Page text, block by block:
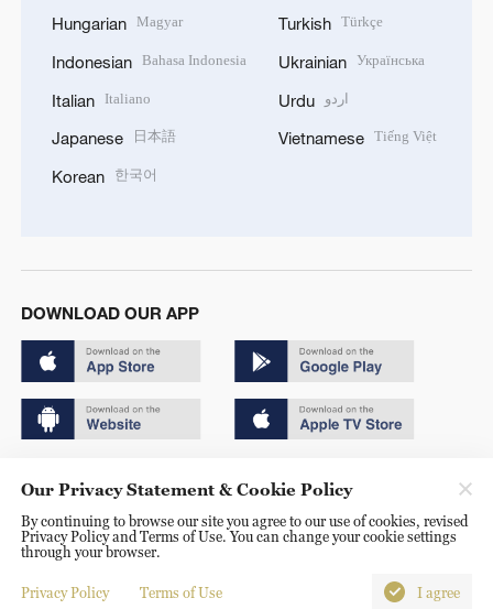
Hungarian Magyar
Indonesian Bahasa Indonesia
Italian Italiano
Japanese 日本語
Korean 한국어
Turkish Türkçe
Ukrainian Українська
Urdu اردو
Vietnamese Tiếng Việt
DOWNLOAD OUR APP
京ICP备20000184号
京公网安备 11010502050052号
Disinformation report hotline: 010-85061466
Our Privacy Statement & Cookie Policy
By continuing to browse our site you agree to our use of cookies, revised
Privacy Policy and Terms of Use. You can change your cookie settings
through your browser.
Privacy Policy Terms of Use I agree